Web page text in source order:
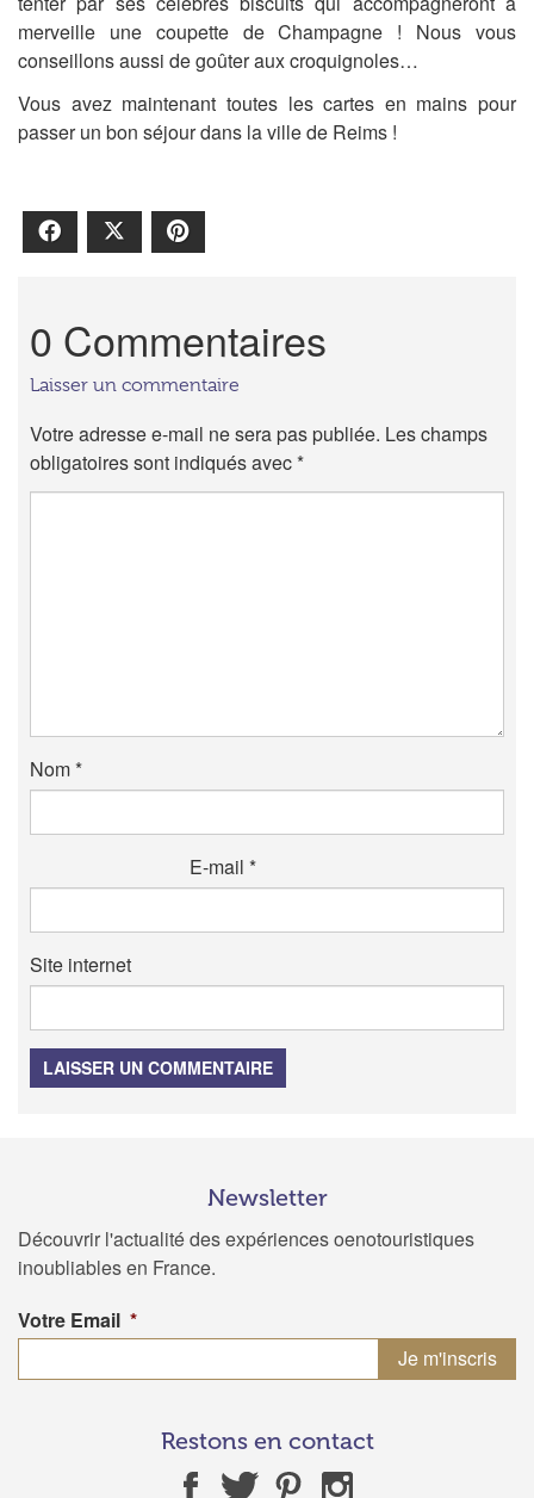
merveille une coupette de Champagne ! Nous vous
conseillons aussi de goûter aux croquignoles…
Vous avez maintenant toutes les cartes en mains pour
passer un bon séjour dans la ville de Reims !
Facebook
0 Commentaires
Laisser un commentaire
Votre adresse e-mail ne sera pas publiée. Les champs
obligatoires sont indiqués avec*
Nom*
E-mail *
Site internet
LAISSER UN COMMENTAIRE
Newsletter
Découvrir l'actualité des expériences oenotouristiques
inoubliables en France.
Votre Email *
Restons en contact